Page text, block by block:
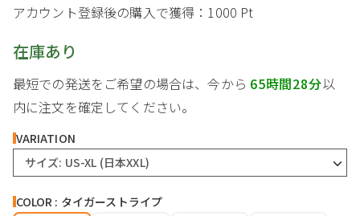
アカウント登録後の購入で獲得： 1000 Pt
在庫あり
最短での発送をご希望の場合は、今から 65時間28分以
内に注文を確定してください。
VARIATION
サイズ: US-XL (日本XXL)
COLOR : タイガーストライプ